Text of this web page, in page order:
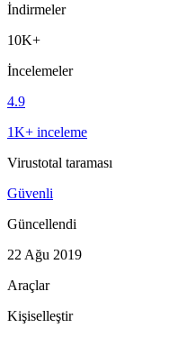
İndirmeler
10K+
İncelemeler
4.9
1K+ inceleme
Virustotal taraması
Güvenli
Güncellendi
22 Ağu 2019
Araçlar
Kişiselleştir